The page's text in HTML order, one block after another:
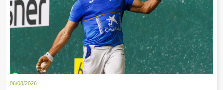
06/08/2026